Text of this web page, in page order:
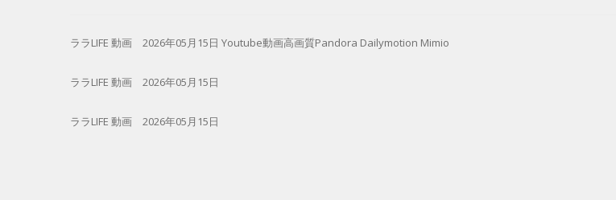
ララLIFE 動画 2026年05月15日 Youtube動画高画質Pandora Dailymotion Mimio
ララLIFE 動画 2026年05月15日
ララLIFE 動画 2026年05月15日